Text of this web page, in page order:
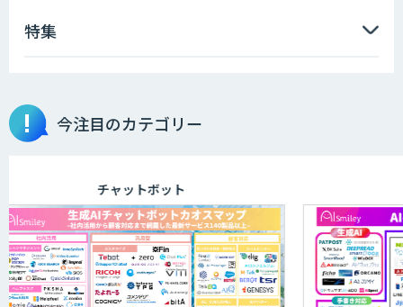
特集
今注目のカテゴリー
チャットボット